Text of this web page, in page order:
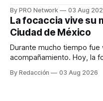
para los textos, alguien
para encontrar
llamadas y mensajes, y
By PRO Network 03 Aug
La focaccia vive su
Ciudad de México
Durante mucho tiempo fue
acompañamiento. Hoy, la
artesanal, ingredientes de
By Redacción 03 Aug 2026